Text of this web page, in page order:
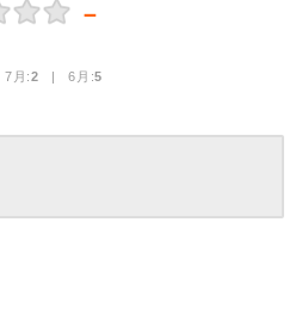
－
月:2 | 6月:5